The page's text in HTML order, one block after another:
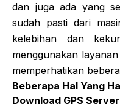
dan juga ada yang
sudah pasti dari
kelebihan dan
menggunakan
memperhatikan
Beberapa Hal Yang
Download GPS Server